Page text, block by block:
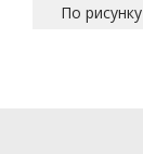
По рисунку